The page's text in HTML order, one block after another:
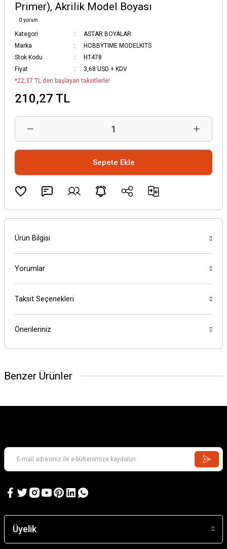
Primer), Akrilik Model Boyası
0 yorum
Kategori
ASTAR BOYALAR
Marka
HOBBYTIME MODELKITS
Stok Kodu
HT478
Fiyat
3,68 USD + KDV
*22,37 TL den başlayan taksitlerle!
210,27 TL
Sepete Ekle
Ürün Bilgisi
Yorumlar
Taksit Seçenekleri
Önerileriniz
Benzer Ürünler
Üyelik